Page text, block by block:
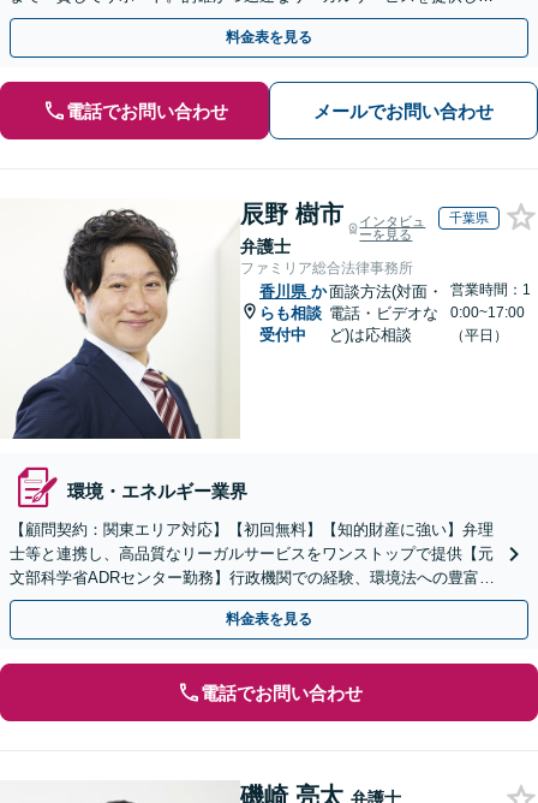
す。【初回相談無料】【休日・夜間相談可】
料金表を見る
電話でお問い合わせ メールでお問い合わせ
辰野 樹市
弁護士
インタビュ
ーを見る
千葉県
ファミリア総合法律事務所
香川県 か
らも相談
受付中
面談方法(対面・
電話・ビデオな
ど)は応相談
営業時間：1
0:00~17:00
（平日）
環境・エネルギー業界
【顧問契約：関東エリア対応】【初回無料】【知的財産に強い】弁理
士等と連携し、高品質なリーガルサービスをワンストップで提供【元
文部科学省ADRセンター勤務】行政機関での経験、環境法への豊富な
知識を活かし、事業者さまの抱える問題を解決へ導きます
料金表を見る
電話でお問い合わせ
磯崎 亮太 弁護士